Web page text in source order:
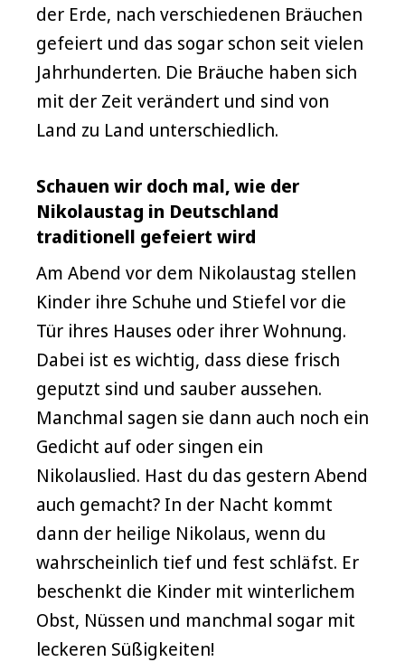
der Erde, nach verschiedenen Bräuchen
gefeiert und das sogar schon seit vielen
Jahrhunderten. Die Bräuche haben sich
mit der Zeit verändert und sind von
Land zu Land unterschiedlich.
Schauen wir doch mal, wie der
Nikolaustag in Deutschland
traditionell gefeiert wird
Am Abend vor dem Nikolaustag stellen
Kinder ihre Schuhe und Stiefel vor die
Tür ihres Hauses oder ihrer Wohnung.
Dabei ist es wichtig, dass diese frisch
geputzt sind und sauber aussehen.
Manchmal sagen sie dann auch noch ein
Gedicht auf oder singen ein
Nikolauslied. Hast du das gestern Abend
auch gemacht? In der Nacht kommt
dann der heilige Nikolaus, wenn du
wahrscheinlich tief und fest schläfst. Er
beschenkt die Kinder mit winterlichem
Obst, Nüssen und manchmal sogar mit
leckeren Süßigkeiten!